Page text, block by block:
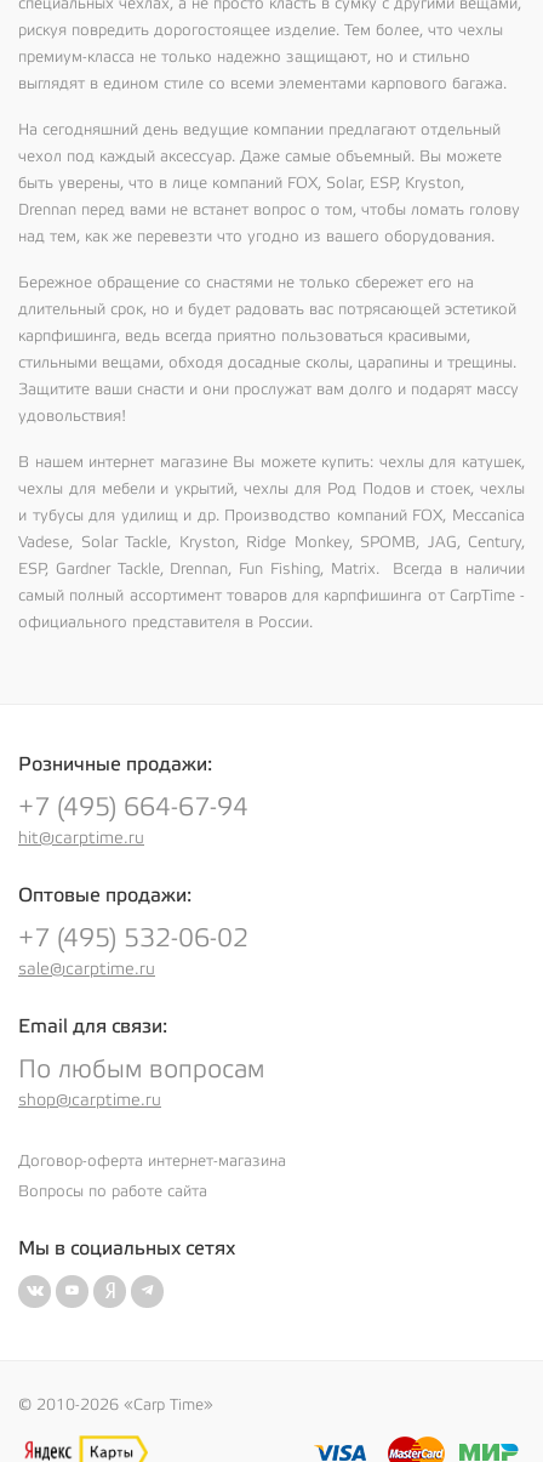
рискуя повредить дорогостоящее изделие. Тем более, что чехлы
премиум-класса не только надежно защищают, но и стильно
выглядят в едином стиле со всеми элементами карпового багажа.
На сегодняшний день ведущие компании предлагают отдельный
чехол под каждый аксессуар. Даже самые объемный. Вы можете
быть уверены, что в лице компаний FOX, Solar, ESP, Kryston,
Drennan перед вами не встанет вопрос о том, чтобы ломать голову
над тем, как же перевезти что угодно из вашего оборудования.
Бережное обращение со снастями не только сбережет его на
длительный срок, но и будет радовать вас потрясающей эстетикой
карпфишинга, ведь всегда приятно пользоваться красивыми,
стильными вещами, обходя досадные сколы, царапины и трещины.
Защитите ваши снасти и они прослужат вам долго и подарят массу
удовольствия!
В нашем интернет магазине Вы можете купить: чехлы для катушек,
чехлы для мебели и укрытий, чехлы для Род Подов и стоек, чехлы
и тубусы для удилищ и др. Производство компаний FOX, Meccanica
Vadese, Solar Tackle, Kryston, Ridge Monkey, SPOMB, JAG, Century,
ESP, Gardner Tackle, Drennan, Fun Fishing, Matrix. Всегда в наличии
самый полный ассортимент товаров для карпфишинга от CarpTime -
официального представителя в России.
Розничные продажи:
+7 (495) 664-67-94
hit@carptime.ru
Оптовые продажи:
+7 (495) 532-06-02
sale@carptime.ru
Email для связи:
По любым вопросам
shop@carptime.ru
Договор-оферта интернет-магазина
Вопросы по работе сайта
Мы в социальных сетях
© 2010-2026 «Carp Time»